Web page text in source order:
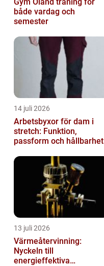
både vardag och
semester
14 juli 2026
Arbetsbyxor för dam i
stretch: Funktion,
passform och hållbarhet
13 juli 2026
Värmeåtervinning:
Nyckeln till
energieffektiva